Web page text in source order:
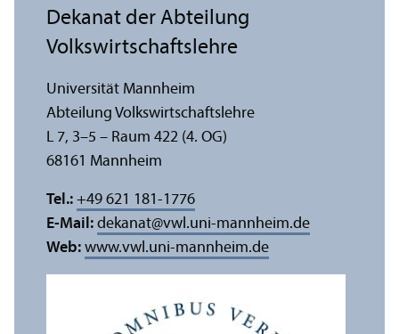
Dekanat der Abteilung
Volkswirtschafts­lehre
Universität Mannheim
Abteilung Volkswirtschafts­lehre
L 7, 3–5 – Raum 422 (4. OG)
68161 Mannheim
Tel.: +49 621 181-1776
E-Mail: dekanat@vwl.uni-mannheim.de
Web: www.vwl.uni-mannheim.de